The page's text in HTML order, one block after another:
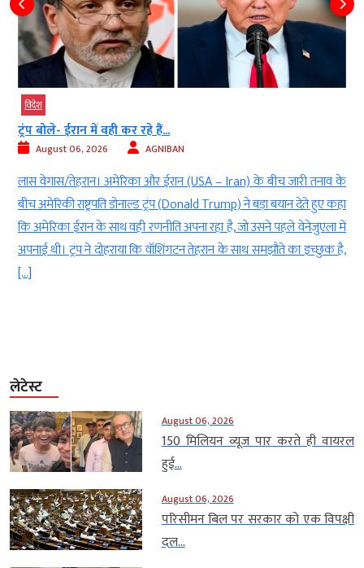
विदेश
ट्रंप बोले- ईरान में वही कर रहे हैं...
August 06, 2026 AGNIBAN
लास वेगास/तेहरान। अमेरिका और ईरान (USA – Iran) के बीच जारी तनाव के
बीच अमेरिकी राष्ट्रपति डोनाल्ड ट्रंप (Donald Trump) ने बड़ा बयान देते हुए कहा
कि अमेरिका ईरान के साथ वही रणनीति अपना रहा है, जो उसने पहले वेनेजुएला में
अपनाई थी। ट्रंप ने दोहराया कि वॉशिंगटन तेहरान के साथ समझौते का इच्छुक है,
[…]
लेटेस्ट
August 06, 2026
150 मिलियन व्यूज पार करते ही वायरल
हुई...
August 06, 2026
परिसीमन बिल पर सरकार को एक विपक्षी
दल...